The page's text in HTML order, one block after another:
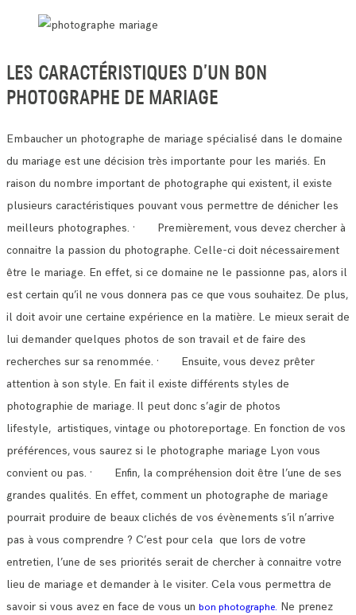
LES CARACTÉRISTIQUES D’UN BON
PHOTOGRAPHE DE MARIAGE
Embaucher un photographe de mariage spécialisé dans le domaine
du mariage est une décision très importante pour les mariés. En
raison du nombre important de photographe qui existent, il existe
plusieurs caractéristiques pouvant vous permettre de dénicher les
meilleurs photographes. · Premièrement, vous devez chercher à
connaitre la passion du photographe. Celle-ci doit nécessairement
être le mariage. En effet, si ce domaine ne le passionne pas, alors il
est certain qu’il ne vous donnera pas ce que vous souhaitez. De plus,
il doit avoir une certaine expérience en la matière. Le mieux serait de
lui demander quelques photos de son travail et de faire des
recherches sur sa renommée. · Ensuite, vous devez prêter
attention à son style. En fait il existe différents styles de
photographie de mariage. Il peut donc s’agir de photos
lifestyle, artistiques, vintage ou photoreportage. En fonction de vos
préférences, vous saurez si le photographe mariage Lyon vous
convient ou pas. · Enfin, la compréhension doit être l’une de ses
grandes qualités. En effet, comment un photographe de mariage
pourrait produire de beaux clichés de vos évènements s’il n’arrive
pas à vous comprendre ? C’est pour cela que lors de votre
entretien, l’une de ses priorités serait de chercher à connaitre votre
lieu de mariage et demander à le visiter. Cela vous permettra de
savoir si vous avez en face de vous un bon photographe. Ne prenez